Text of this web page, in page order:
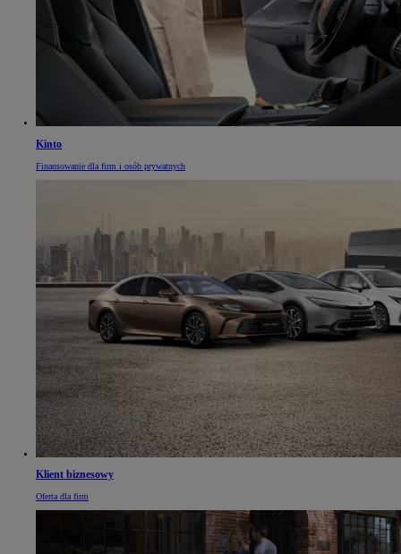
Kinto
Finansowanie dla firm i osób prywatnych
Klient biznesowy
Oferta dla firm